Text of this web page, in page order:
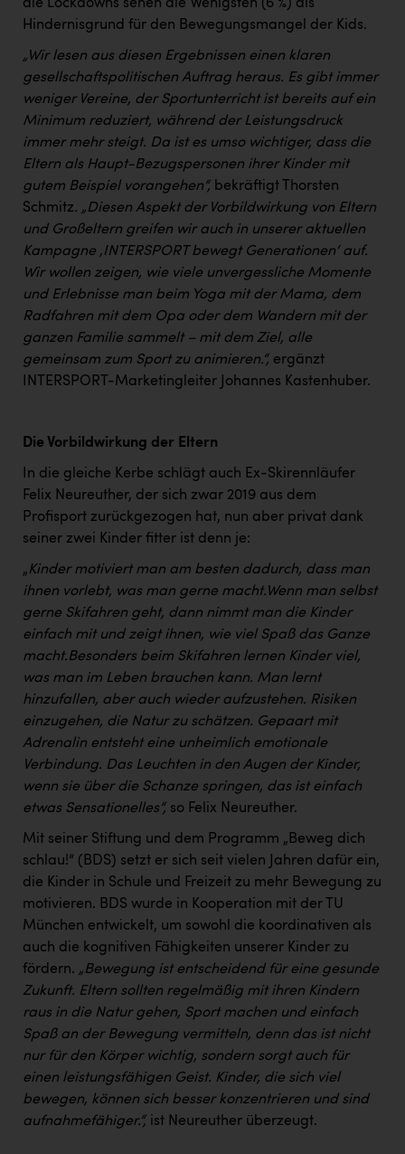
die Lockdowns sehen die Wenigsten (6 %) als
Hindernisgrund für den Bewegungsmangel der Kids.
„Wir lesen aus diesen Ergebnissen einen klaren
gesellschaftspolitischen Auftrag heraus. Es gibt immer
weniger Vereine, der Sportunterricht ist bereits auf ein
Minimum reduziert, während der Leistungsdruck
immer mehr steigt. Da ist es umso wichtiger, dass die
Eltern als Haupt-Bezugspersonen ihrer Kinder mit
gutem Beispiel vorangehen“, bekräftigt Thorsten
Schmitz. „Diesen Aspekt der Vorbildwirkung von Eltern
und Großeltern greifen wir auch in unserer aktuellen
Kampagne ‚INTERSPORT bewegt Generationen‘ auf.
Wir wollen zeigen, wie viele unvergessliche Momente
und Erlebnisse man beim Yoga mit der Mama, dem
Radfahren mit dem Opa oder dem Wandern mit der
ganzen Familie sammelt – mit dem Ziel, alle
gemeinsam zum Sport zu animieren.“, ergänzt
INTERSPORT-Marketingleiter Johannes Kastenhuber.
Die Vorbildwirkung der Eltern
In die gleiche Kerbe schlägt auch Ex-Skirennläufer
Felix Neureuther, der sich zwar 2019 aus dem
Profisport zurückgezogen hat, nun aber privat dank
seiner zwei Kinder fitter ist denn je:
„Kinder motiviert man am besten dadurch, dass man
ihnen vorlebt, was man gerne macht.Wenn man selbst
gerne Skifahren geht, dann nimmt man die Kinder
einfach mit und zeigt ihnen, wie viel Spaß das Ganze
macht.Besonders beim Skifahren lernen Kinder viel,
was man im Leben brauchen kann. Man lernt
hinzufallen, aber auch wieder aufzustehen. Risiken
einzugehen, die Natur zu schätzen. Gepaart mit
Adrenalin entsteht eine unheimlich emotionale
Verbindung. Das Leuchten in den Augen der Kinder,
wenn sie über die Schanze springen, das ist einfach
etwas Sensationelles“, so Felix Neureuther.
Mit seiner Stiftung und dem Programm „Beweg dich
schlau!“ (BDS) setzt er sich seit vielen Jahren dafür ein,
die Kinder in Schule und Freizeit zu mehr Bewegung zu
motivieren. BDS wurde in Kooperation mit der TU
München entwickelt, um sowohl die koordinativen als
auch die kognitiven Fähigkeiten unserer Kinder zu
fördern. „Bewegung ist entscheidend für eine gesunde
Zukunft. Eltern sollten regelmäßig mit ihren Kindern
raus in die Natur gehen, Sport machen und einfach
Spaß an der Bewegung vermitteln, denn das ist nicht
nur für den Körper wichtig, sondern sorgt auch für
einen leistungsfähigen Geist. Kinder, die sich viel
bewegen, können sich besser konzentrieren und sind
aufnahmefähiger.“, ist Neureuther überzeugt.